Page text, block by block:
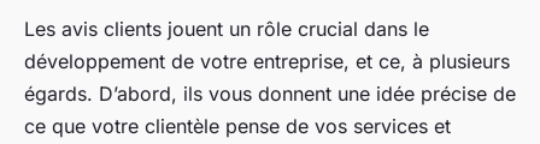
Les avis clients jouent un rôle crucial dans le
développement de votre entreprise, et ce, à plusieurs
égards. D’abord, ils vous donnent une idée précise de
ce que votre clientèle pense de vos services et